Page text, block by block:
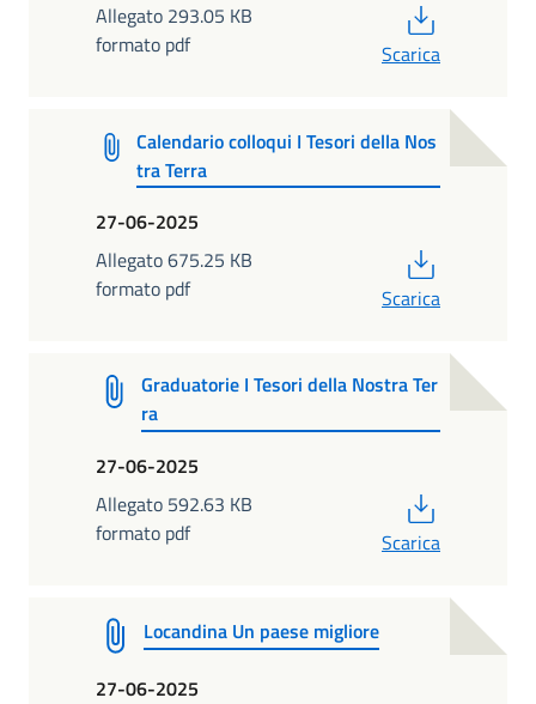
Allegato 293.05 KB
formato pdf
Scarica
Calendario colloqui I Tesori della Nos
tra Terra
27-06-2025
Allegato 675.25 KB
formato pdf
Scarica
Graduatorie I Tesori della Nostra Ter
ra
27-06-2025
Allegato 592.63 KB
formato pdf
Scarica
Locandina Un paese migliore
27-06-2025